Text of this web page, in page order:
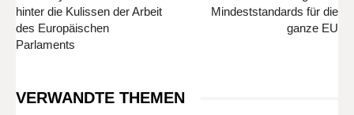
hinter die Kulissen der Arbeit
des Europäischen
Parlaments
Mindeststandards für die
ganze EU
VERWANDTE THEMEN